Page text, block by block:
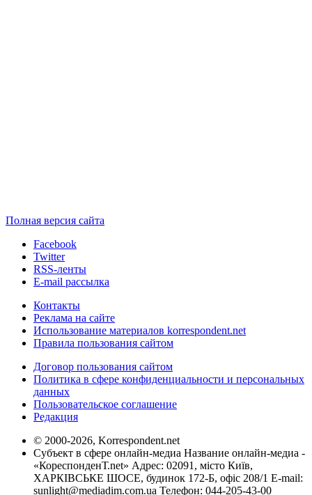
Полная версия сайта
Facebook
Twitter
RSS-ленты
E-mail рассылка
Контакты
Реклама на сайте
Использование материалов korrespondent.net
Правила пользования сайтом
Договор пользования сайтом
Политика в сфере конфиденциальности и персональных
данных
Пользовательское соглашение
Редакция
© 2000-2026, Korrespondent.net
Субъект в сфере онлайн-медиа Название онлайн-медиа -
«КореспонденТ.net» Адрес: 02091, місто Київ,
ХАРКІВСЬКЕ ШОСЕ, будинок 172-Б, офіс 208/1 E-mail:
sunlight@mediadim.com.ua Телефон: 044-205-43-00